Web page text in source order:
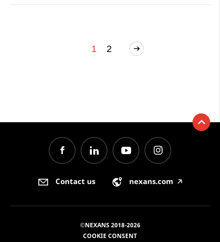
1 2
Contact us nexans.com 🡥
©NEXANS 2018-2026
COOKIE CONSENT